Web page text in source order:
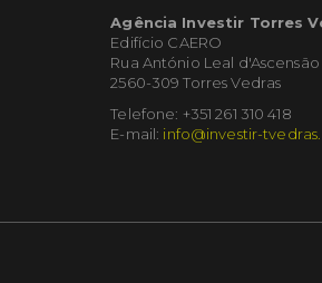
Agência Investir Torres
Edifício CAERO
Rua António Leal d'Ascensão
2560-309 Torres Vedras
Telefone: +351 261 310 418
E-mail: info@investir-